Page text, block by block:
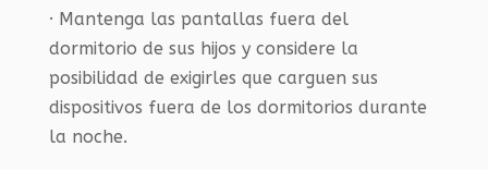
· Mantenga las pantallas fuera del
dormitorio de sus hijos y considere la
posibilidad de exigirles que carguen sus
dispositivos fuera de los dormitorios durante
la noche.